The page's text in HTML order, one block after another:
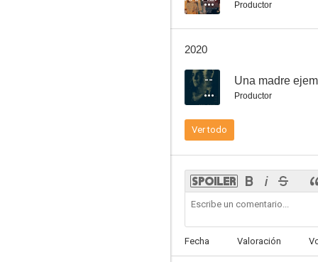
Productor
2020
-- Una madre
Productor
Ver todo
Fecha Valoración